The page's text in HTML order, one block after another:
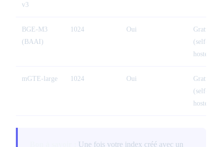
v3
BGE-M3
(BAAI)
1024 Oui
Gratuit
(self-
hosted)
mGTE-large 1024 Oui
Gratuit
(self-
hosted)
Une fois votre index créé avec un